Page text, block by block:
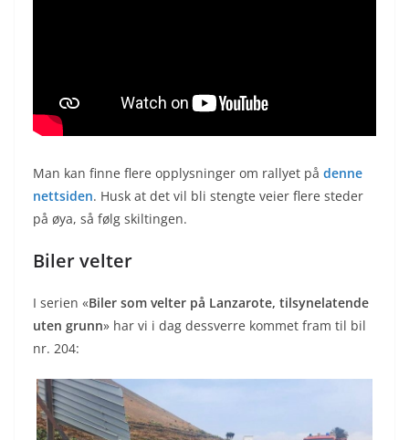
Man kan finne flere opplysninger om rallyet på denne
nettsiden. Husk at det vil bli stengte veier flere steder
på øya, så følg skiltingen.
Biler velter
I serien «Biler som velter på Lanzarote, tilsynelatende
uten grunn» har vi i dag dessverre kommet fram til bil
nr. 204: